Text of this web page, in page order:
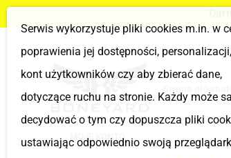
MOJE KONTO
Serwis wykorzystuje pliki cookies m.in. w
poprawienia jej dostępności,
kont użytkowników czy aby zbierać dane,
dotyczące ruchu na stronie. Każdy może
decydować o tym czy dopuszcza pliki
ustawiając odpowiednio swoją